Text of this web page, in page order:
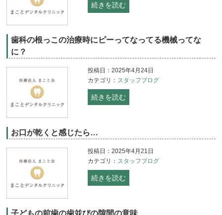
続きを読む
歯科の根っこの治療時にピーってなってる機械ってな
に？
投稿日：2025年4月24日
カテゴリ： スタッフブログ
続きを読む
お口が乾くと感じたら…
投稿日：2025年4月21日
カテゴリ： スタッフブログ
続きを読む
子どもの前歯の歯並びの隙間の意味